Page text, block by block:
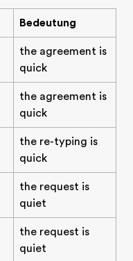
Bedeutung
the agreement is
quick
the agreement is
quick
the re-typing is
quick
the request is
quiet
the request is
quiet